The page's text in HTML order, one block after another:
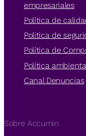
empresariales
Política de
Política de
Política de
Política
Canal Denuncias
Sobre Accumin